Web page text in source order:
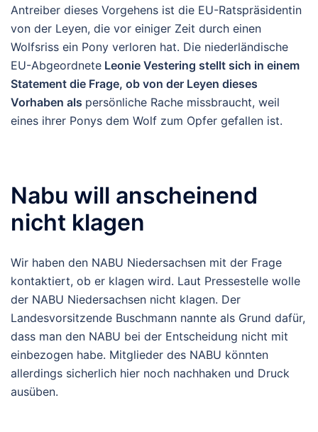
Antreiber dieses Vorgehens ist die EU-Ratspräsidentin
von der Leyen, die vor einiger Zeit durch einen
Wolfsriss ein Pony verloren hat. Die niederländische
EU-Abgeordnete Leonie Vestering stellt sich in einem
Statement die Frage, ob von der Leyen dieses
Vorhaben als persönliche Rache missbraucht, weil
eines ihrer Ponys dem Wolf zum Opfer gefallen ist.
Nabu will anscheinend
nicht klagen
Wir haben den NABU Niedersachsen mit der Frage
kontaktiert, ob er klagen wird. Laut Pressestelle wolle
der NABU Niedersachsen nicht klagen. Der
Landesvorsitzende Buschmann nannte als Grund dafür,
dass man den NABU bei der Entscheidung nicht mit
einbezogen habe. Mitglieder des NABU könnten
allerdings sicherlich hier noch nachhaken und Druck
ausüben.